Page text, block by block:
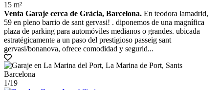
15 m²
Venta Garaje cerca de Gràcia, Barcelona. En teodora lamadrid,
59 en pleno barrio de sant gervasi! . diponemos de una magnífica
plaza de parking para automóviles medianos o grandes. ubicada
estratégicamente a un paso del prestigioso passeig sant
gervasi/bonanova, ofrece comodidad y segurid...
1/19